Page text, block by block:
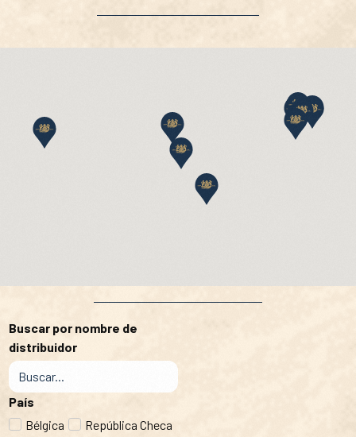
Buscar por nombre de
distribuidor
País
Bélgica
República Checa